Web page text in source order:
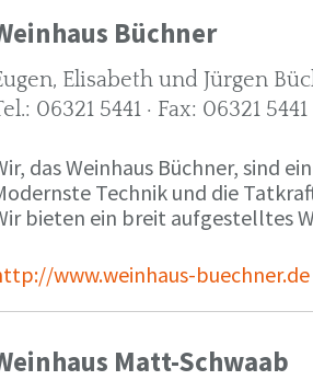
Büchner
Elisabeth und Jürgen
06321 5441 · Fax: 06321
das Weinhaus Büchner, sind
Technik und die
bieten ein breit aufgestelltes
www.weinhaus-buechner.de
Matt-Schwaab